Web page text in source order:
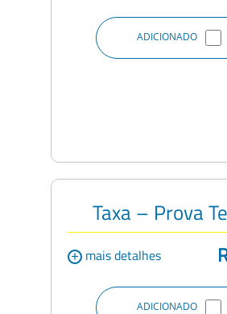
ADICIONADO
Taxa – Prova
+ mais detalhes
ADICIONADO